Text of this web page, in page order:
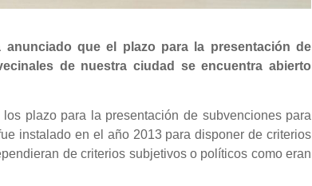
anunciado que el plazo para la presentación de
de nuestra ciudad se encuentra abierto
plazo para la presentación de subvenciones para
instalado en el año 2013 para disponer de criterios
de criterios subjetivos o políticos como eran